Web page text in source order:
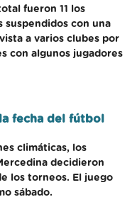
fueron 11 los
suspendidos con una
a varios clubes por
con algunos jugadores
fecha del fútbol
climáticas, los
decidieron
los torneos. El juego
sábado.